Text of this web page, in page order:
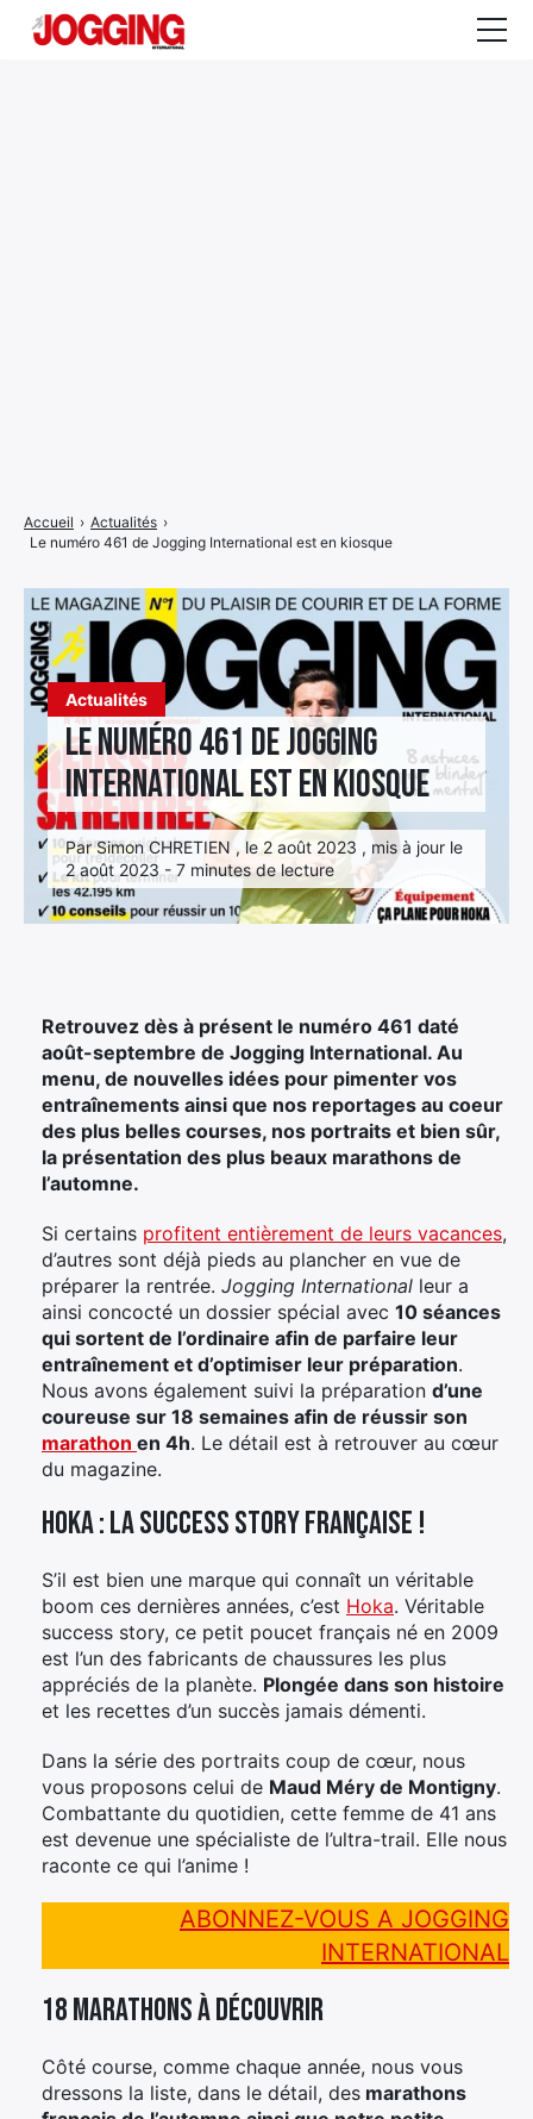
Actualités
Le numéro 461 de Jogging
International est en kiosque
Par Simon CHRETIEN , le 2 août 2023 , mis à jour le
2 août 2023 - 7 minutes de lecture
Accueil › Actualités ›
Le numéro 461 de Jogging International est en kiosque
Retrouvez dès à présent le numéro 461 daté
août-septembre de Jogging International. Au
menu, de nouvelles idées pour pimenter vos
entraînements ainsi que nos reportages au coeur
des plus belles courses, nos portraits et bien sûr,
la présentation des plus beaux marathons de
l’automne.
Si certains profitent entièrement de leurs vacances,
d’autres sont déjà pieds au plancher en vue de
préparer la rentrée. Jogging International leur a
ainsi concocté un dossier spécial avec 10 séances
qui sortent de l’ordinaire afin de parfaire leur
entraînement et d’optimiser leur préparation.
Nous avons également suivi la préparation d’une
coureuse sur 18 semaines afin de réussir son
marathon en 4h. Le détail est à retrouver au cœur
du magazine.
Hoka : la success story française !
S’il est bien une marque qui connaît un véritable
boom ces dernières années, c’est Hoka. Véritable
success story, ce petit poucet français né en 2009
est l’un des fabricants de chaussures les plus
appréciés de la planète. Plongée dans son histoire
et les recettes d’un succès jamais démenti.
Dans la série des portraits coup de cœur, nous
vous proposons celui de Maud Méry de Montigny.
Combattante du quotidien, cette femme de 41 ans
est devenue une spécialiste de l’ultra-trail. Elle nous
raconte ce qui l’anime !
ABONNEZ-VOUS A JOGGING
INTERNATIONAL
18 marathons à découvrir
Côté course, comme chaque année, nous vous
dressons la liste, dans le détail, des marathons
de
menu
Élément
de
menu
Élément
de
menu